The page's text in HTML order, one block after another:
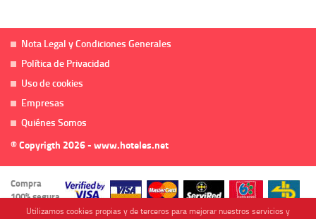
Nota Legal y Condiciones Generales
Política de Privacidad
Uso de cookies
Empresas
Quiénes Somos
© Copyrigth 2026 - www.hoteles.net
Compra
100% segura
Utilizamos cookies propias y de terceros para mejorar nuestros servicios y